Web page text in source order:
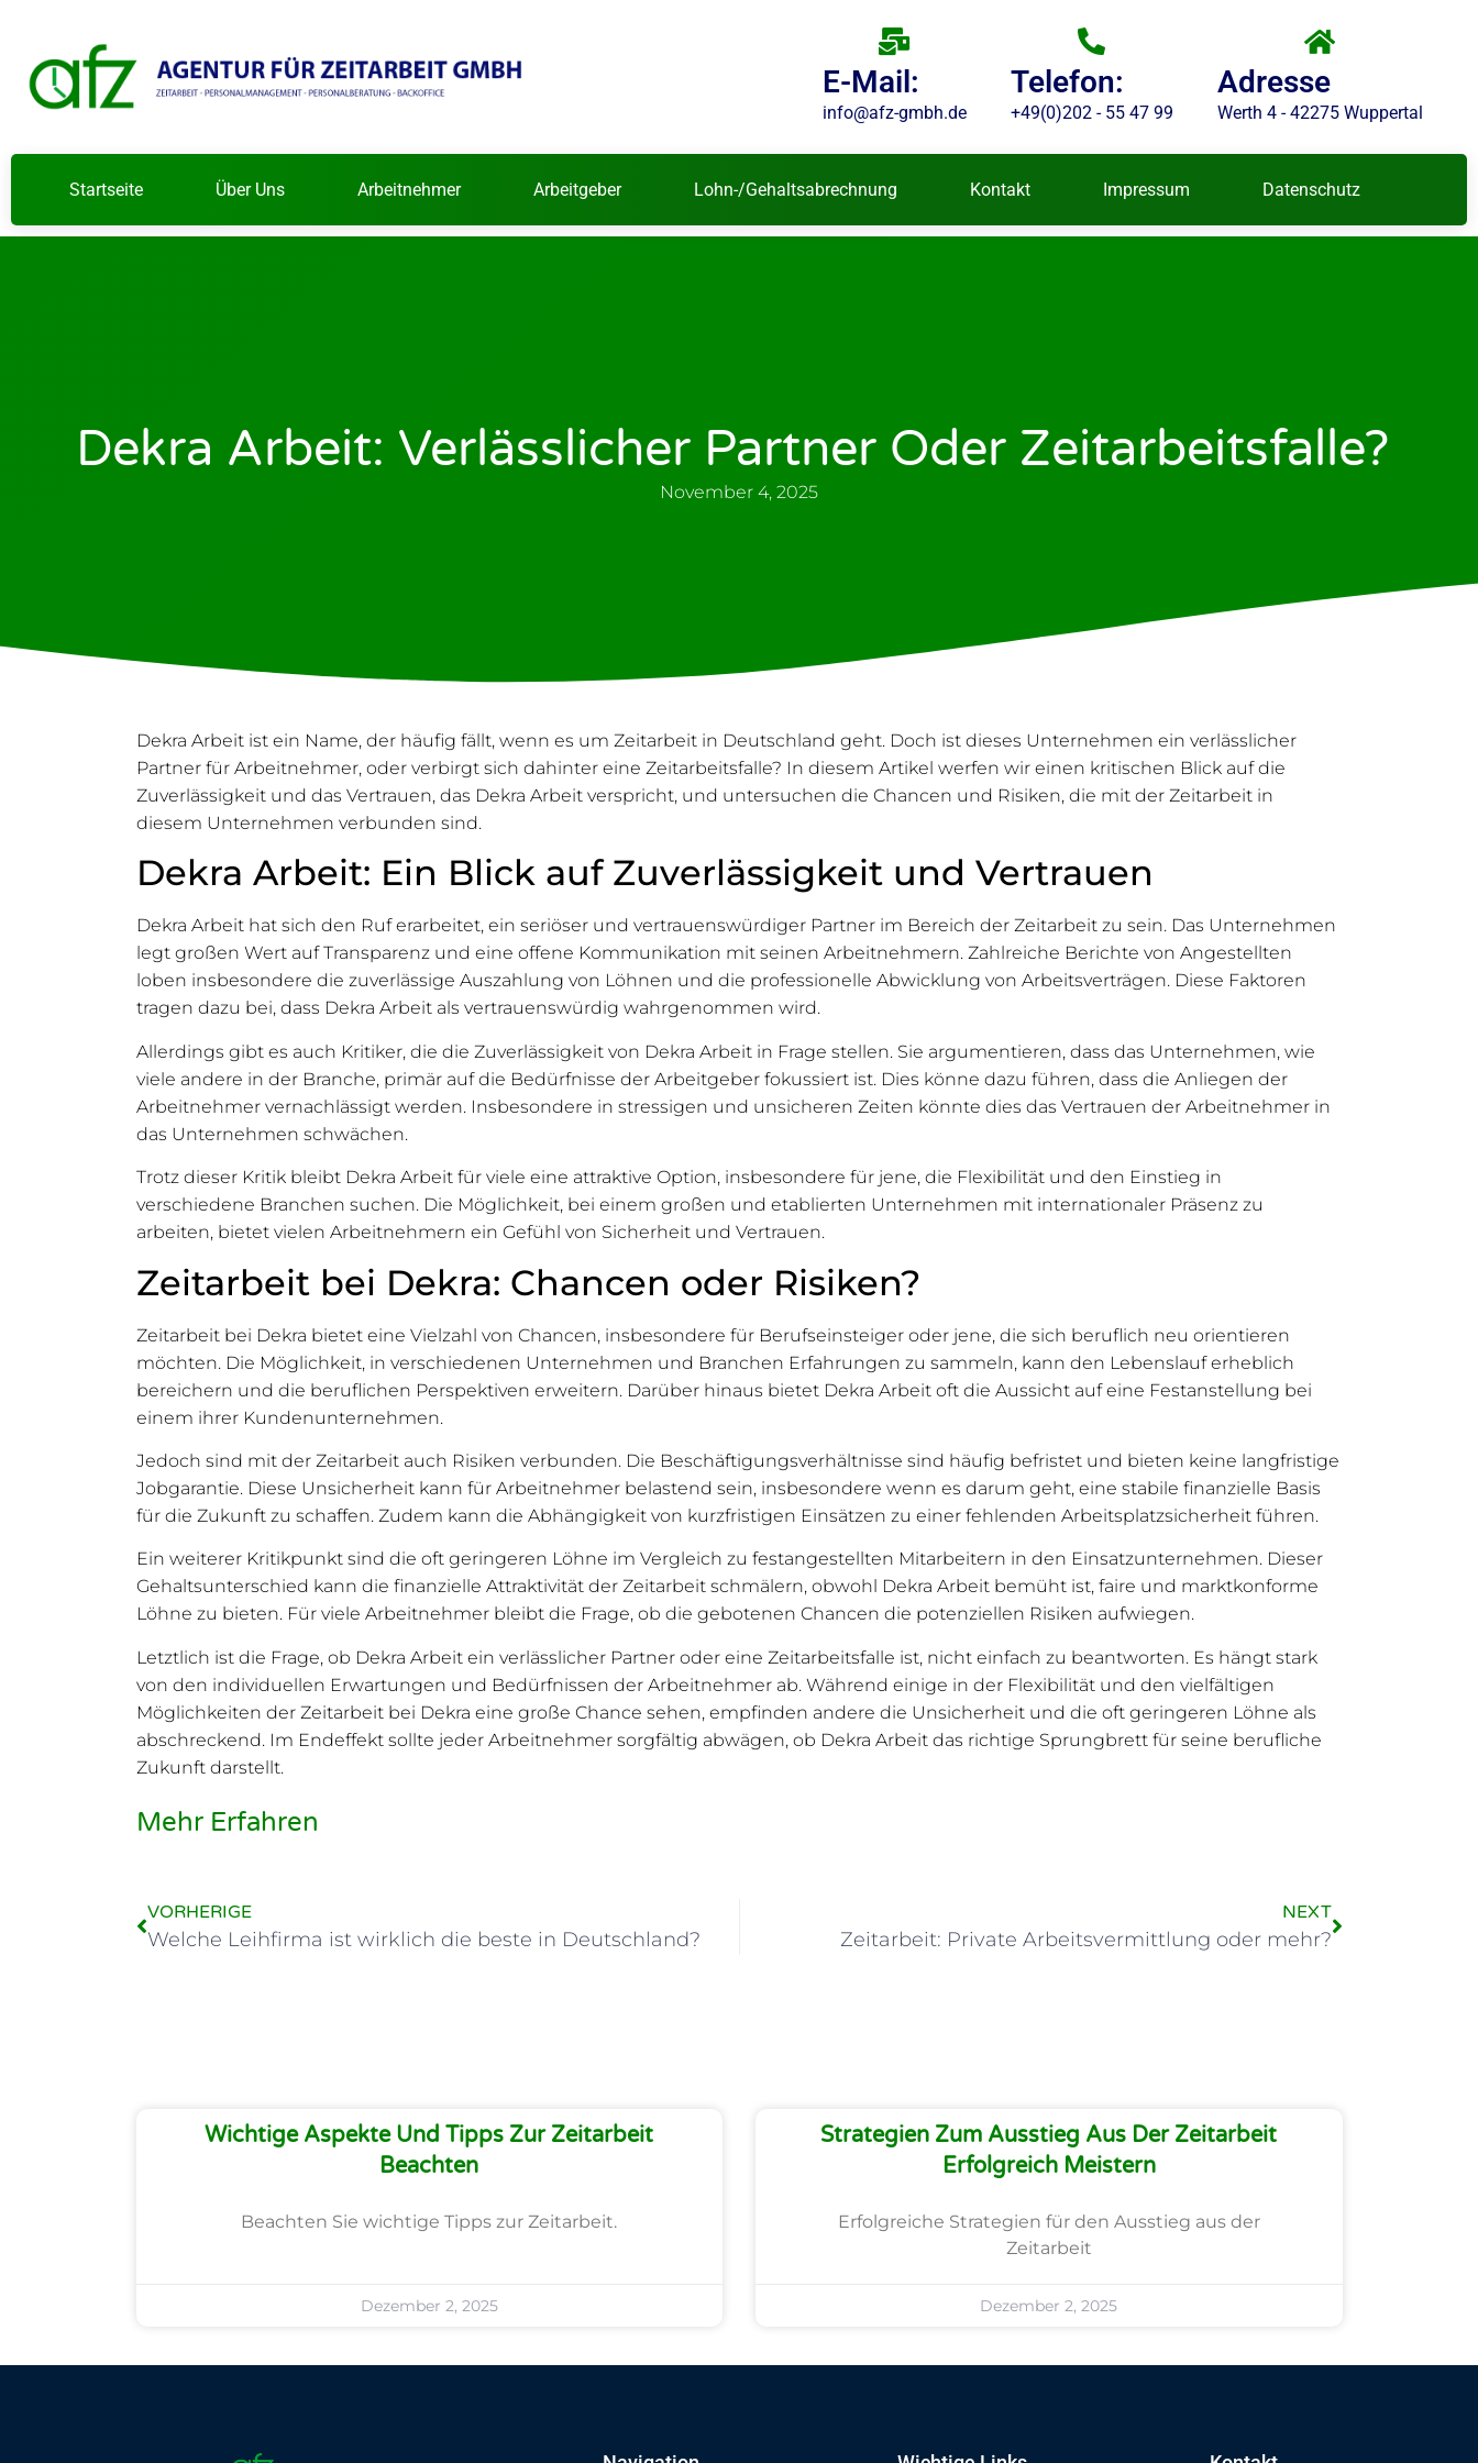
E-Mail:
info@afz-gmbh.de
Telefon:
+49(0)202 - 55 47 99
Adresse
Werth 4 - 42275 Wuppertal
Startseite Über Uns Arbeitnehmer Arbeitgeber Lohn-/Gehaltsabrechnung Kontakt Impressum Datenschutz
Dekra Arbeit: Verlässlicher Partner Oder Zeitarbeitsfalle?
November 4, 2025
Dekra Arbeit ist ein Name, der häufig fällt, wenn es um Zeitarbeit in Deutschland geht. Doch ist dieses Unternehmen ein verlässlicher
Partner für Arbeitnehmer, oder verbirgt sich dahinter eine Zeitarbeitsfalle? In diesem Artikel werfen wir einen kritischen Blick auf die
Zuverlässigkeit und das Vertrauen, das Dekra Arbeit verspricht, und untersuchen die Chancen und Risiken, die mit der Zeitarbeit in
diesem Unternehmen verbunden sind.
Dekra Arbeit: Ein Blick auf Zuverlässigkeit und Vertrauen
Dekra Arbeit hat sich den Ruf erarbeitet, ein seriöser und vertrauenswürdiger Partner im Bereich der Zeitarbeit zu sein. Das Unternehmen
legt großen Wert auf Transparenz und eine offene Kommunikation mit seinen Arbeitnehmern. Zahlreiche Berichte von Angestellten
loben insbesondere die zuverlässige Auszahlung von Löhnen und die professionelle Abwicklung von Arbeitsverträgen. Diese Faktoren
tragen dazu bei, dass Dekra Arbeit als vertrauenswürdig wahrgenommen wird.
Allerdings gibt es auch Kritiker, die die Zuverlässigkeit von Dekra Arbeit in Frage stellen. Sie argumentieren, dass das Unternehmen, wie
viele andere in der Branche, primär auf die Bedürfnisse der Arbeitgeber fokussiert ist. Dies könne dazu führen, dass die Anliegen der
Arbeitnehmer vernachlässigt werden. Insbesondere in stressigen und unsicheren Zeiten könnte dies das Vertrauen der Arbeitnehmer in
das Unternehmen schwächen.
Trotz dieser Kritik bleibt Dekra Arbeit für viele eine attraktive Option, insbesondere für jene, die Flexibilität und den Einstieg in
verschiedene Branchen suchen. Die Möglichkeit, bei einem großen und etablierten Unternehmen mit internationaler Präsenz zu
arbeiten, bietet vielen Arbeitnehmern ein Gefühl von Sicherheit und Vertrauen.
Zeitarbeit bei Dekra: Chancen oder Risiken?
Zeitarbeit bei Dekra bietet eine Vielzahl von Chancen, insbesondere für Berufseinsteiger oder jene, die sich beruflich neu orientieren
möchten. Die Möglichkeit, in verschiedenen Unternehmen und Branchen Erfahrungen zu sammeln, kann den Lebenslauf erheblich
bereichern und die beruflichen Perspektiven erweitern. Darüber hinaus bietet Dekra Arbeit oft die Aussicht auf eine Festanstellung bei
einem ihrer Kundenunternehmen.
Jedoch sind mit der Zeitarbeit auch Risiken verbunden. Die Beschäftigungsverhältnisse sind häufig befristet und bieten keine langfristige
Jobgarantie. Diese Unsicherheit kann für Arbeitnehmer belastend sein, insbesondere wenn es darum geht, eine stabile finanzielle Basis
für die Zukunft zu schaffen. Zudem kann die Abhängigkeit von kurzfristigen Einsätzen zu einer fehlenden Arbeitsplatzsicherheit führen.
Ein weiterer Kritikpunkt sind die oft geringeren Löhne im Vergleich zu festangestellten Mitarbeitern in den Einsatzunternehmen. Dieser
Gehaltsunterschied kann die finanzielle Attraktivität der Zeitarbeit schmälern, obwohl Dekra Arbeit bemüht ist, faire und marktkonforme
Löhne zu bieten. Für viele Arbeitnehmer bleibt die Frage, ob die gebotenen Chancen die potenziellen Risiken aufwiegen.
Letztlich ist die Frage, ob Dekra Arbeit ein verlässlicher Partner oder eine Zeitarbeitsfalle ist, nicht einfach zu beantworten. Es hängt stark
von den individuellen Erwartungen und Bedürfnissen der Arbeitnehmer ab. Während einige in der Flexibilität und den vielfältigen
Möglichkeiten der Zeitarbeit bei Dekra eine große Chance sehen, empfinden andere die Unsicherheit und die oft geringeren Löhne als
abschreckend. Im Endeffekt sollte jeder Arbeitnehmer sorgfältig abwägen, ob Dekra Arbeit das richtige Sprungbrett für seine berufliche
Zukunft darstellt.
Mehr Erfahren
VORHERIGE
Welche Leihfirma ist wirklich die beste in Deutschland?
NEXT
Zeitarbeit: Private Arbeitsvermittlung oder mehr?
Wichtige Aspekte Und Tipps Zur Zeitarbeit
Beachten
Beachten Sie wichtige Tipps zur Zeitarbeit.
Dezember 2, 2025
Strategien Zum Ausstieg Aus Der Zeitarbeit
Erfolgreich Meistern
Erfolgreiche Strategien für den Ausstieg aus der
Zeitarbeit
Dezember 2, 2025